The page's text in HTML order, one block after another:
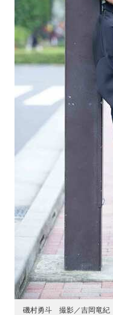
磯村勇斗 撮影／吉岡竜紀